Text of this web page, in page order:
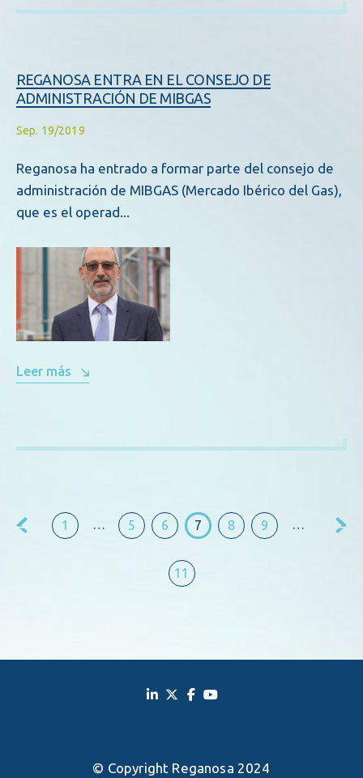
REGANOSA ENTRA EN EL CONSEJO DE
ADMINISTRACIÓN DE MIBGAS
Sep. 19/2019
Reganosa ha entrado a formar parte del consejo de
administración de MIBGAS (Mercado Ibérico del Gas),
que es el operad...
Leer más
1 … 5 6 7 8 9 …
11
© Copyright Reganosa 2024